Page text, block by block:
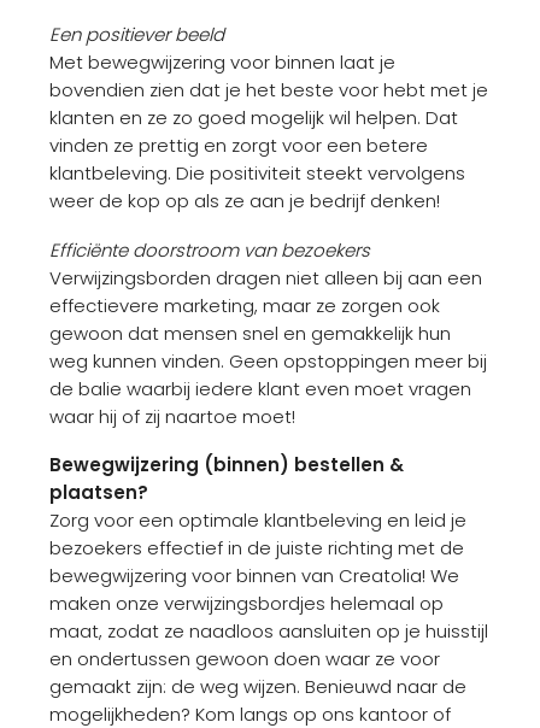
Een positiever beeld
Met bewegwijzering voor binnen laat je
bovendien zien dat je het beste voor hebt met je
klanten en ze zo goed mogelijk wil helpen. Dat
vinden ze prettig en zorgt voor een betere
klantbeleving. Die positiviteit steekt vervolgens
weer de kop op als ze aan je bedrijf denken!
Efficiënte doorstroom van bezoekers
Verwijzingsborden dragen niet alleen bij aan een
effectievere marketing, maar ze zorgen ook
gewoon dat mensen snel en gemakkelijk hun
weg kunnen vinden. Geen opstoppingen meer bij
de balie waarbij iedere klant even moet vragen
waar hij of zij naartoe moet!
Bewegwijzering (binnen) bestellen &
plaatsen?
Zorg voor een optimale klantbeleving en leid je
bezoekers effectief in de juiste richting met de
bewegwijzering voor binnen van Creatolia! We
maken onze verwijzingsbordjes helemaal op
maat, zodat ze naadloos aansluiten op je huisstijl
en ondertussen gewoon doen waar ze voor
gemaakt zijn: de weg wijzen. Benieuwd naar de
mogelijkheden? Kom langs op ons kantoor of